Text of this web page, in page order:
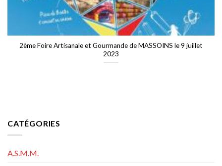
2ème Foire Artisanale et Gourmande de MASSOINS le 9 juillet
2023
CATÉGORIES
A.S.M.M.